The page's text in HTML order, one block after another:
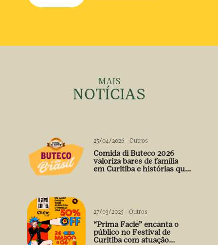
MAIS
NOTÍCIAS
25/04/2026 - Outros
Comida di Buteco 2026
valoriza bares de família
em Curitiba e histórias que
27/03/2025 - Outros
“Prima Facie” encanta o
público no Festival de
Curitiba com atuação